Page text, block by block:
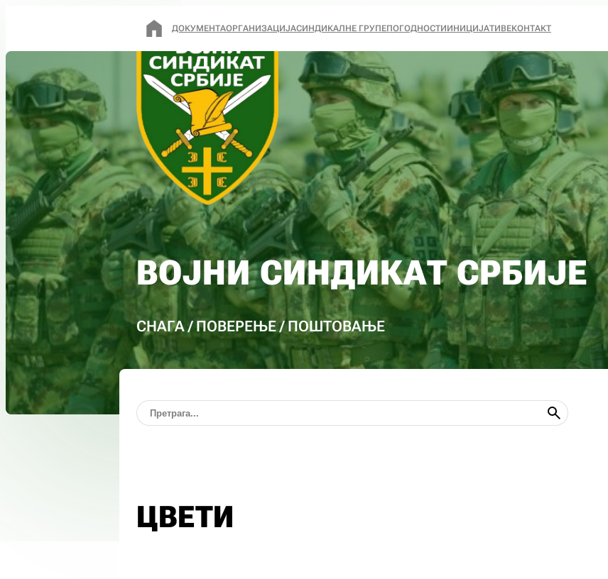
ДОКУМЕНТАОРГАНИЗАЦИЈАСИНДИКАЛНЕ ГРУПЕПОГОДНОСТИИНИЦИЈАТИВЕКОНТАКТ
ВОЈНИ СИНДИКАТ СРБИЈЕ
СНАГА / ПОВЕРЕЊЕ / ПОШТОВАЊЕ
ЦВЕТИ